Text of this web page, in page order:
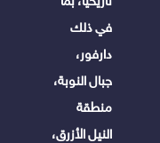
في ذلك
دارفور،
جبال النوبة،
منطقة
النيل الأزرق،